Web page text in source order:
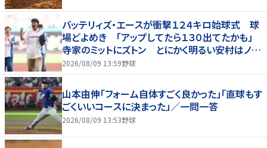
バッテリィズ・エースが衝撃１２４キロ始球式 球
場どよめき 「アップしてたら１３０出てたかも」
寺家のミットにズトン とにかく明るい安村はノー
バンならず
2026/08/09 13:59野球
山本由伸「フォーム自体すごく良かった」「直球もす
ごくいいコースに決まった」／一問一答
2026/08/09 13:53野球